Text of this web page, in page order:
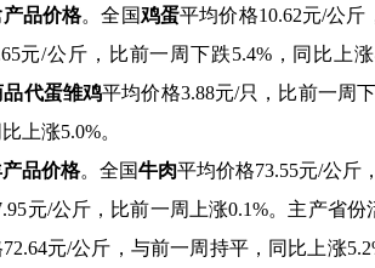
品价格。全国鸡蛋平均价格10.62元/公斤
元/公斤，比前一周下跌5.4%，同比上涨
品代蛋雏鸡平均价格3.88元/只，比前一周
上涨5.0%。
品价格。全国牛肉平均价格73.55元/公斤
元/公斤，比前一周上涨0.1%。主产省份
72.64元/公斤，与前一周持平，同比上涨